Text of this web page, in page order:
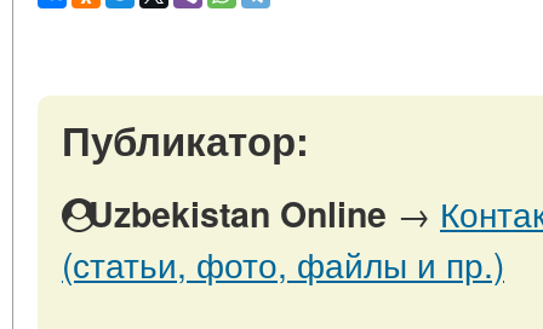
Публикатор:
Uzbekistan Online →
(статьи, фото, файлы и пр.)